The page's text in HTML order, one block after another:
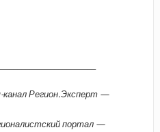
канал Регион.Эксперт —
портал —